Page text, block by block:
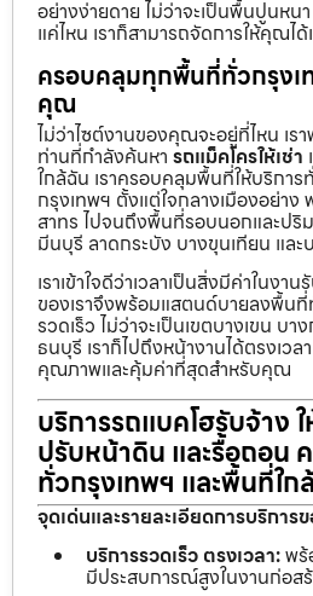
อย่างง่ายดาย ไม่ว่าจะเป็นพื้นปูนหน
แค่ไหน เราก็สามารถจัดการให้คุณได้
ครอบคลุมทุกพื้นที่ทั่วกรุงเ
คุณ
ไม่ว่าไซต์งานของคุณจะอยู่ที่ไหน เร
ท่านที่กำลังค้นหา รถแม็คโครให้เช่า
ใกล้ฉัน เราครอบคลุมพื้นที่ให้บริกา
กรุงเทพฯ ตั้งแต่ใจกลางเมืองอย่า
สาทร ไปจนถึงพื้นที่รอบนอกและป
มีนบุรี ลาดกระบัง บางขุนเทียน และ
เราเข้าใจดีว่าเวลาเป็นสิ่งมีค่าในงา
ของเราจึงพร้อมแสตนด์บายลงพื้น
รวดเร็ว ไม่ว่าจะเป็นเขตบางเขน บ
ธนบุรี เราก็ไปถึงหน้างานได้ตรงเว
คุณภาพและคุ้มค่าที่สุดสำหรับคุณ
บริการรถแบคโฮรับจ้าง
ปรับหน้าดิน และรื้อถอน
ทั่วกรุงเทพฯ และพื้นที่ใ
จุดเด่นและรายละเอียดการบริการข
บริการรวดเร็ว ตรงเวลา:พ
มีประสบการณ์สูงในงานก่อส